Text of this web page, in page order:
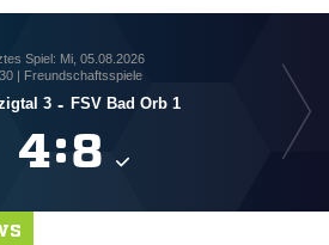
Spiel: Mi, 05.08.2026
| Freundschaftsspiele
3 - FSV Bad Orb 1
: